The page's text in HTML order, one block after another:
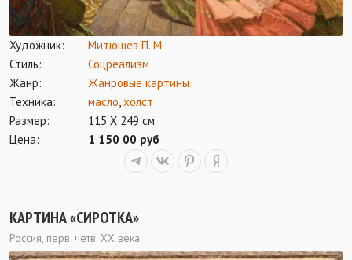
Художник:
Митюшев П. М.
Стиль:
Соцреализм
Жанр:
Жанровые картины
Техника:
масло,холст
Размер:
115 Х 249 см
Цена:
1 150 00 руб
КАРТИНА «СИРОТКА»
Россия, перв. четв. ХХ века.